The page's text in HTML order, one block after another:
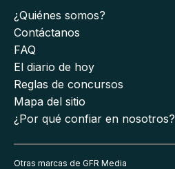
¿Quiénes somos?
Contáctanos
FAQ
El diario de hoy
Reglas de concursos
Mapa del sitio
¿Por qué confiar en nosotros?
Otras marcas de GFR Media